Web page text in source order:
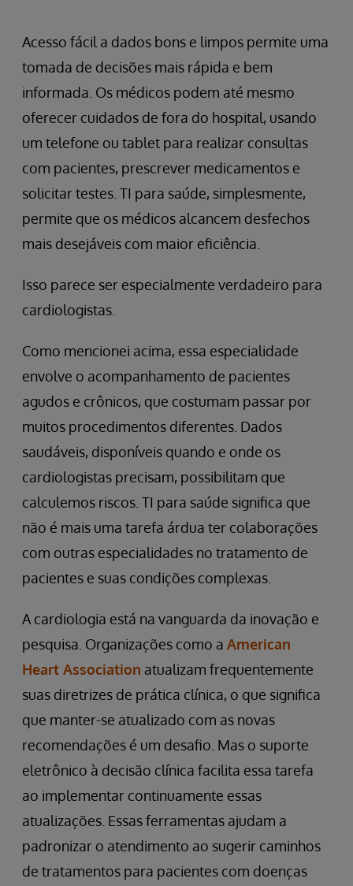
Acesso fácil a dados bons e limpos permite uma
tomada de decisões mais rápida e bem
informada. Os médicos podem até mesmo
oferecer cuidados de fora do hospital, usando
um telefone ou tablet para realizar consultas
com pacientes, prescrever medicamentos e
solicitar testes. TI para saúde, simplesmente,
permite que os médicos alcancem desfechos
mais desejáveis com maior eficiência.
Isso parece ser especialmente verdadeiro para
cardiologistas.
Como mencionei acima, essa especialidade
envolve o acompanhamento de pacientes
agudos e crônicos, que costumam passar por
muitos procedimentos diferentes. Dados
saudáveis, disponíveis quando e onde os
cardiologistas precisam, possibilitam que
calculemos riscos. TI para saúde significa que
não é mais uma tarefa árdua ter colaborações
com outras especialidades no tratamento de
pacientes e suas condições complexas.
A cardiologia está na vanguarda da inovação e
pesquisa. Organizações como a American
Heart Association atualizam frequentemente
suas diretrizes de prática clínica, o que significa
que manter-se atualizado com as novas
recomendações é um desafio. Mas o suporte
eletrônico à decisão clínica facilita essa tarefa
ao implementar continuamente essas
atualizações. Essas ferramentas ajudam a
padronizar o atendimento ao sugerir caminhos
de tratamentos para pacientes com doenças